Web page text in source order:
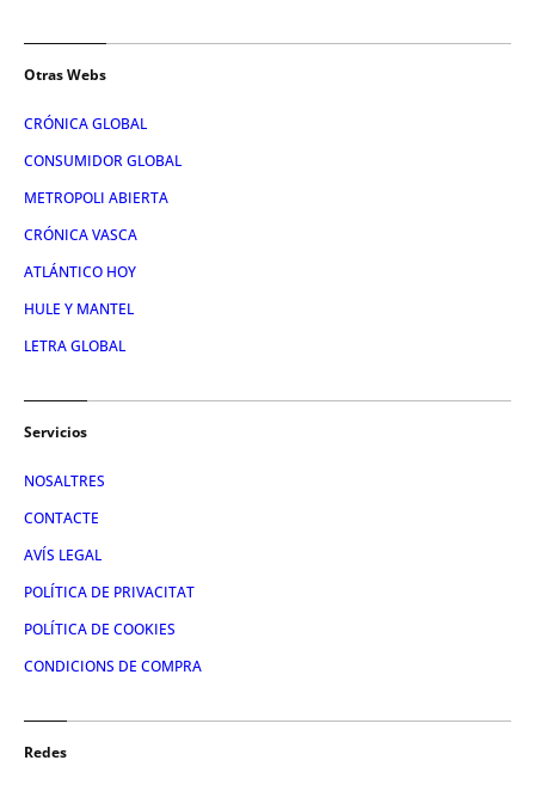
Otras Webs
CRÓNICA GLOBAL
CONSUMIDOR GLOBAL
METROPOLI ABIERTA
CRÓNICA VASCA
ATLÁNTICO HOY
HULE Y MANTEL
LETRA GLOBAL
Servicios
NOSALTRES
CONTACTE
AVÍS LEGAL
POLÍTICA DE PRIVACITAT
POLÍTICA DE COOKIES
CONDICIONS DE COMPRA
Redes